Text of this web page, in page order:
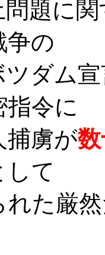
題に
争の
ダム
指令に
捕虜が
して
れた厳